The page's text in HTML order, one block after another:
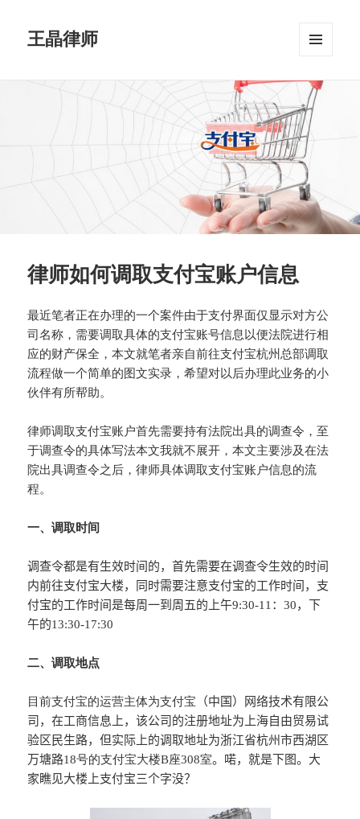
王晶律师
律师如何调取支付宝账户信息
最近笔者正在办理的一个案件由于支付界面仅显示对方公
司名称，需要调取具体的支付宝账号信息以便法院进行相
应的财产保全，本文就笔者亲自前往支付宝杭州总部调取
流程做一个简单的图文实录，希望对以后办理此业务的小
伙伴有所帮助。
律师调取支付宝账户首先需要持有法院出具的调查令，至
于调查令的具体写法本文我就不展开，本文主要涉及在法
院出具调查令之后，律师具体调取支付宝账户信息的流
程。
一、调取时间
调查令都是有生效时间的，首先需要在调查令生效的时间
内前往支付宝大楼，同时需要注意支付宝的工作时间，支
付宝的工作时间是每周一到周五的上午9:30-11 ：30，下
午的13:30-17:30
二、调取地点
目前支付宝的运营主体为支付宝 （中国）网络技术有限公
司，在工商信息上，该公司的注册地址为上海自由贸易试
验区民生路，但实际上的调取地址为浙江省杭州市西湖区
万塘路18号的支付宝大楼B座308室。喏，就是下图。大
家瞧见大楼上支付宝三个字没？